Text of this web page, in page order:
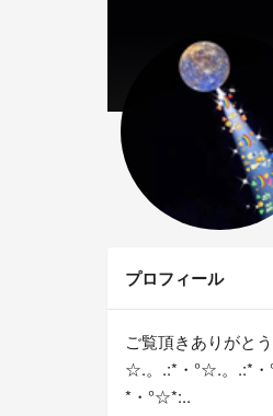
プロフィール
ご覧頂きありがと
☆.。.:*・°☆.。.:*
*・°☆*:..